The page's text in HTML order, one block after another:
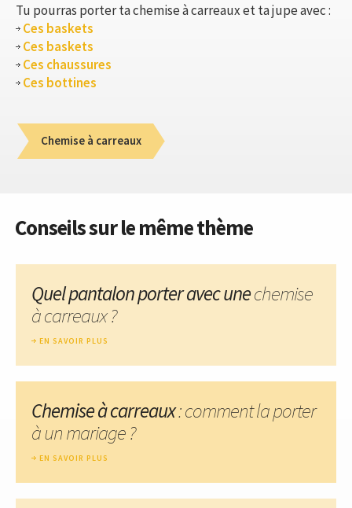
Tu pourras porter ta chemise à carreaux et ta jupe avec :
Ces baskets
Ces baskets
Ces chaussures
Ces bottines
Chemise à carreaux
Conseils sur le même thème
Quel pantalon porter avec unechemise
à carreaux ?
EN SAVOIR PLUS
Chemise à carreaux: comment la porter
à un mariage ?
EN SAVOIR PLUS